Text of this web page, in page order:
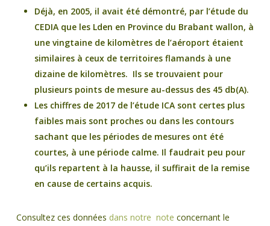
Déjà, en 2005, il avait été démontré, par l’étude du
CEDIA que les Lden en Province du Brabant wallon, à
une vingtaine de kilomètres de l’aéroport étaient
similaires à ceux de territoires flamands à une
dizaine de kilomètres. Ils se trouvaient pour
plusieurs points de mesure au-dessus des 45 db(A).
Les chiffres de 2017 de l’étude ICA sont certes plus
faibles mais sont proches ou dans les contours
sachant que les périodes de mesures ont été
courtes, à une période calme. Il faudrait peu pour
qu’ils repartent à la hausse, il suffirait de la remise
en cause de certains acquis.
Consultez ces données dans notre note concernant le